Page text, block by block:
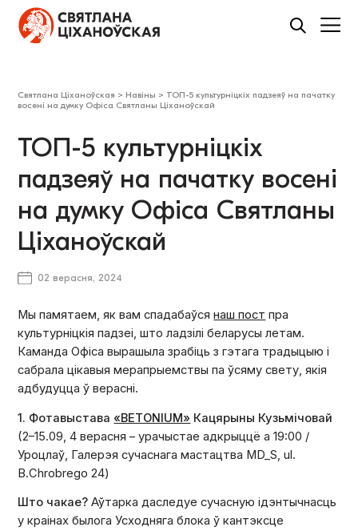
Святлана Ціханоўская > Навіны > ТОП-5 культурніцкіх падзеяў на пачатку
восені на думку Офіса Святланы Ціханоўскай
ТОП-5 культурніцкіх
падзеяў на пачатку восені
на думку Офіса Святланы
Ціханоўскай
02 верасня, 2024
Мы памятаем, як вам спадабаўсянаш пост пра
культурніцкія падзеі, што ладзілі беларусы летам.
Каманда Офіса вырашыла зрабіць з гэтага традыцыю і
сабрала цікавыя мерапрыемствы па ўсяму свету, якія
адбудуцца ў верасні.
1. Фотавыстава«BETONIUM» Кацярыны Кузьмічовай
(2–15.09, 4 верасня – урачыстае адкрыццё а 19:00 /
Уроцлаў, Галерэя сучаснага мастацтва MD_S, ul.
В.Chrobrego 24)
Што чакае?Аўтарка даследуе сучасную ідэнтычнасць
у краінах былога Усходняга блока ў кантэксце